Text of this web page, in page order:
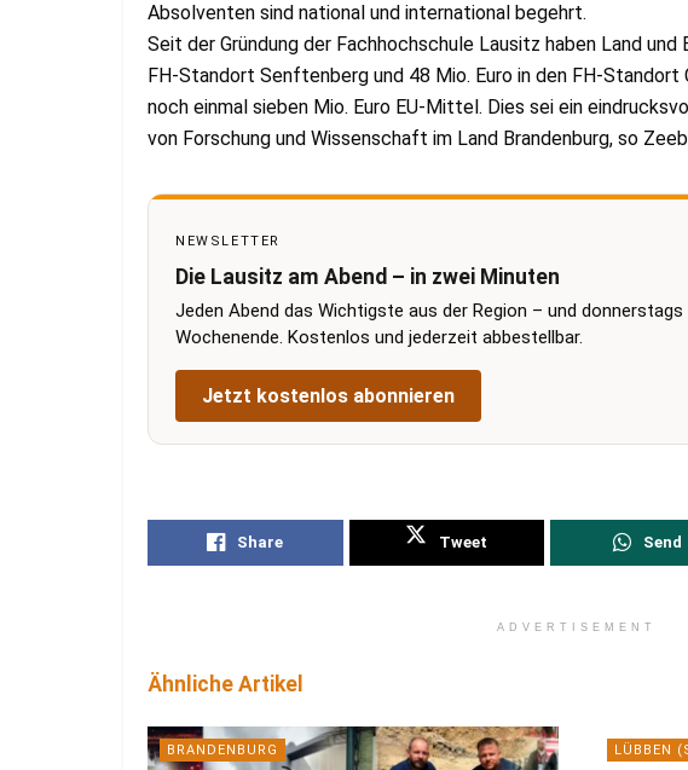
Absolventen sind national und international begehrt.
Seit der Gründung der Fachhochschule Lausitz haben Land und
FH-Standort Senftenberg und 48 Mio. Euro in den FH-
noch einmal sieben Mio. Euro EU-Mittel. Dies sei ein
von Forschung und Wissenschaft im Land Brandenburg, so
NEWSLETTER
Die Lausitz am Abend – in zwei Minuten
Jeden Abend das Wichtigste aus der Region – und
Wochenende. Kostenlos und jederzeit abbestellbar.
Jetzt kostenlos abonnieren
Share Tweet Send
ADVERTISEMENT
Ähnliche Artikel
BRANDENBURG LÜBBEN